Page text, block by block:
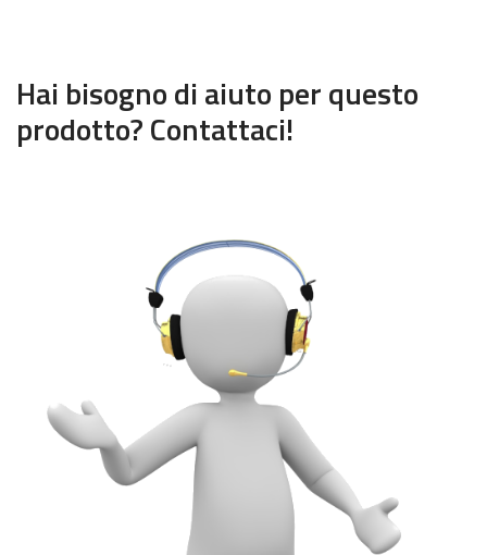
Hai bisogno di aiuto per questo
prodotto? Contattaci!